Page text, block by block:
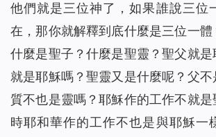
他們就是三位神了，如果誰說三位
在，那你就解釋到底什麼是三位一體
什麼是聖子？什麼是聖靈？聖父就
就是耶穌嗎？聖靈又是什麼呢？父
質不也是靈嗎？耶穌作的工作不就
時耶和華作的工作不也是與耶穌一